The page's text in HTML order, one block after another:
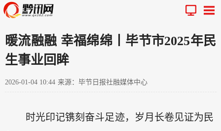
暖流融融 幸福绵绵丨毕节市2025年民
生事业回眸
2026-01-04 10:44 来源：毕节日报社融媒体中心
时光印记镌刻奋斗足迹，岁月长卷见证为民